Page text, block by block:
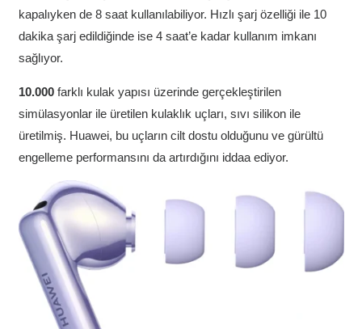
kapalıyken de 8 saat kullanılabiliyor. Hızlı şarj özelliği ile 10
dakika şarj edildiğinde ise 4 saat’e kadar kullanım imkanı
sağlıyor.
10.000farklı kulak yapısı üzerinde gerçekleştirilen
simülasyonlar ile üretilen kulaklık uçları, sıvı silikon ile
üretilmiş. Huawei, bu uçların cilt dostu olduğunu ve gürültü
engelleme performansını da artırdığını iddaa ediyor.